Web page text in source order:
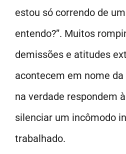
estou só correndo de
entendo?”. Muitos
demissões e atitudes
acontecem em nome
na verdade respondem
silenciar um incômodo
trabalhado.